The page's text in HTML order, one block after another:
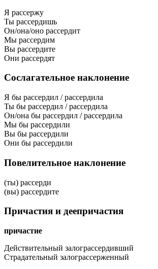
Я рассержу
Ты рассердишь
Он/она/оно рассердит
Мы рассердим
Вы рассердите
Они рассердят
Сослагательное наклонение
Я бы рассердил / рассердила
Ты бы рассердил / рассердила
Он/она бы рассердил / рассердила
Мы бы рассердили
Вы бы рассердили
Они бы рассердили
Повелительное наклонение
(ты) рассерди
(вы) рассердите
Причастия и деепричастия
причастие
Действительный залограссердивший
Страдательный залограссерженный